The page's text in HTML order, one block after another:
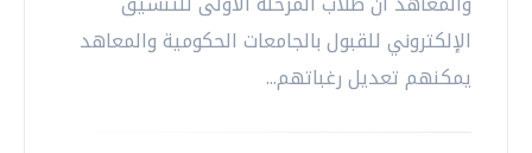
الإلكتروني للقبول بالجامعات الحكومية والمعاهد
يمكنهم تعديل رغباتهم...